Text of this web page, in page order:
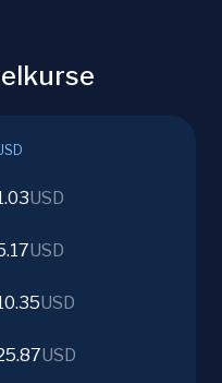
USD
USD
USD
USD